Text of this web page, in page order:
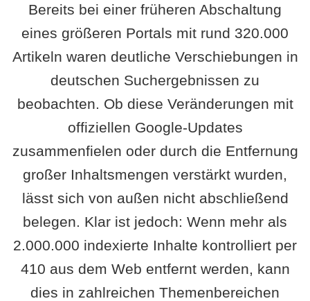
Bereits bei einer früheren Abschaltung
eines größeren Portals mit rund 320.000
Artikeln waren deutliche Verschiebungen in
deutschen Suchergebnissen zu
beobachten. Ob diese Veränderungen mit
offiziellen Google-Updates
zusammenfielen oder durch die Entfernung
großer Inhaltsmengen verstärkt wurden,
lässt sich von außen nicht abschließend
belegen. Klar ist jedoch: Wenn mehr als
2.000.000 indexierte Inhalte kontrolliert per
410 aus dem Web entfernt werden, kann
dies in zahlreichen Themenbereichen